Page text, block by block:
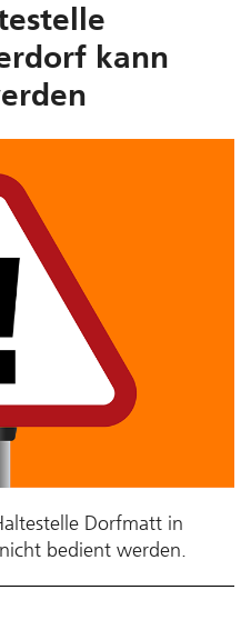
kann
Dorfmatt in
bedient werden.